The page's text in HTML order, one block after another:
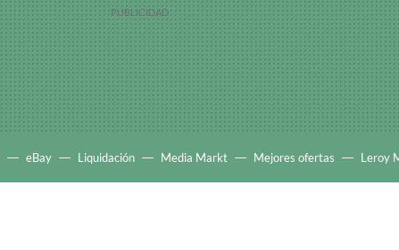
eBay Liquidación Media Markt Mejores ofertas Leroy